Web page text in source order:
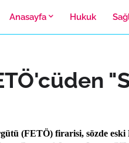
Anasayfa Hukuk
(FETÖ) firarisi, sözde